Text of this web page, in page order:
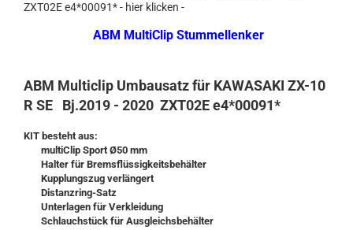
ZXT02E e4*00091* - hier klicken -
ABM MultiClip Stummellenker
ABM Multiclip Umbausatz für KAWASAKI ZX-10
R SE Bj.2019 - 2020 ZXT02E e4*00091*
KIT besteht aus:
multiClip Sport Ø50 mm
Halter für Bremsflüssigkeitsbehälter
Kupplungszug verlängert
Distanzring-Satz
Unterlagen für Verkleidung
Schlauchstück für Ausgleichsbehälter